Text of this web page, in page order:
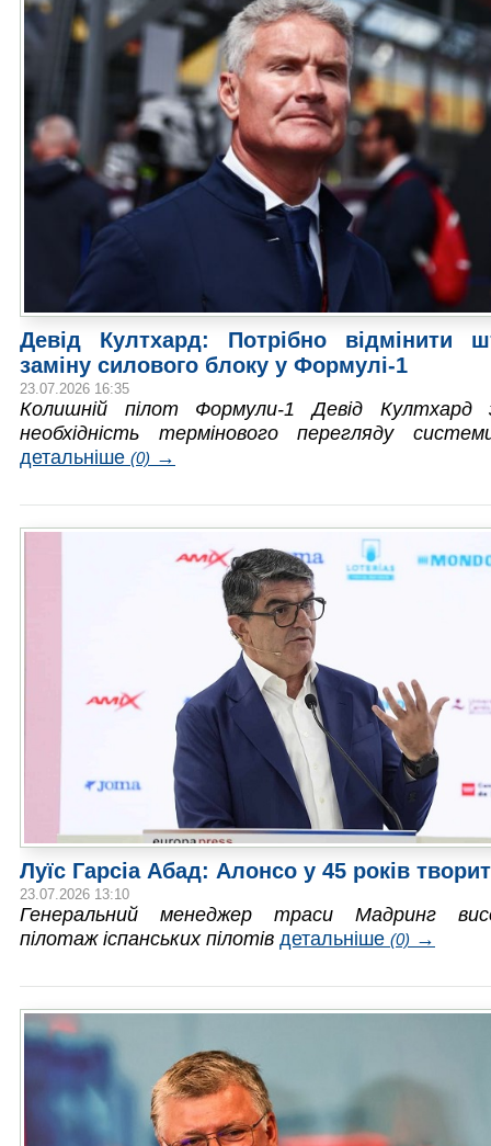
Девід Култхард: Потрібно відмінити
заміну силового блоку у Формулі-1
23.07.2026 16:35
Колишній пілот Формули-1 Девід Култхард
необхідність термінового перегляду
детальніше (0) →
Луїс Гарсіа Абад: Алонсо у 45 років
23.07.2026 13:10
Генеральний менеджер траси Мадринг
пілотаж іспанських пілотів детальніше (0) →